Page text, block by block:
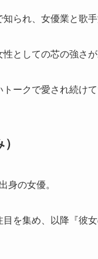
られ、女優業と歌手
としての芯の強さ
ークで愛され続けて
身の女優。
を集め、以降『彼